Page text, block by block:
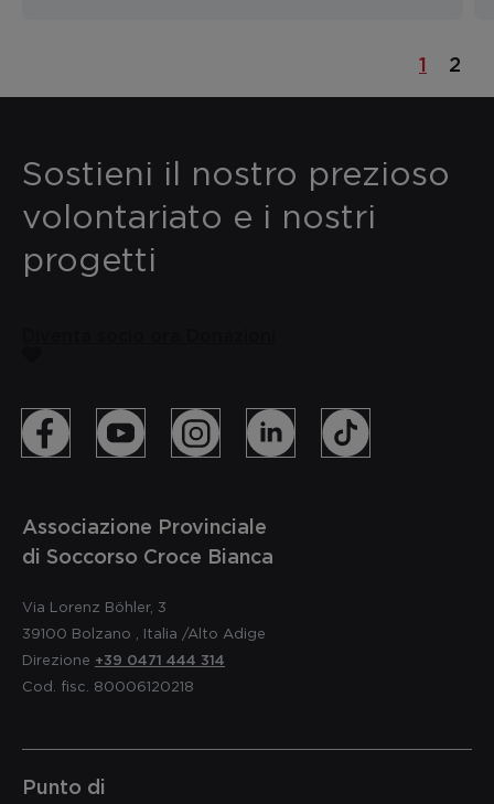
1 2
Sostieni il nostro prezioso
volontariato e i nostri
progetti
Associazione Provinciale
di Soccorso Croce Bianca
Via Lorenz Böhler, 3
39100 Bolzano Italia /Alto Adige
Direzione +39 0471 444 314
Cod. fisc. 80006120218
Punto di